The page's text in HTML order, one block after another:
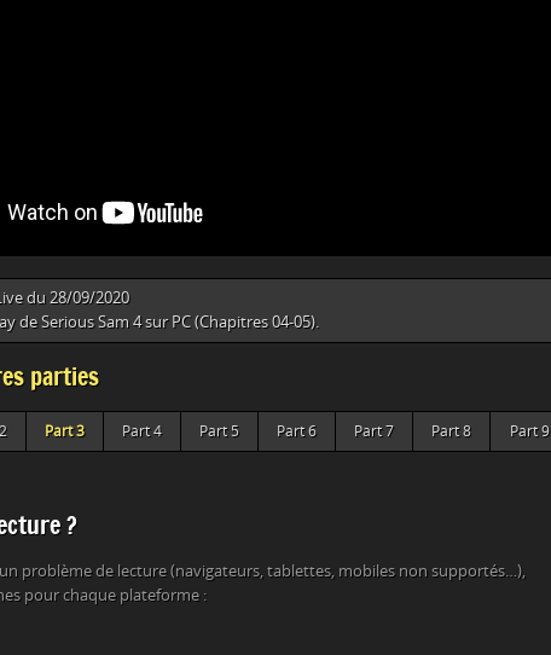
du 28/09/2020
de Serious Sam 4 sur PC (Chapitres 04-05).
parties
Part 3 Part 4 Part 5 Part 6 Part 7 Part 8 Part 9
?
problème de lecture (navigateurs, tablettes, mobiles non supportés…),
pour chaque plateforme :